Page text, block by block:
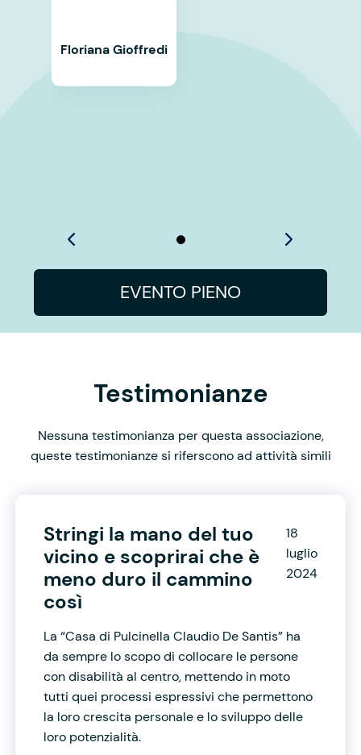
Floriana Gioffredi
EVENTO PIENO
Testimonianze
Nessuna testimonianza per questa associazione,
queste testimonianze si riferscono ad attività simili
Stringi la mano del tuo
vicino e scoprirai che è
meno duro il cammino
così
18
luglio
2024
La “Casa di Pulcinella Claudio De Santis” ha
da sempre lo scopo di collocare le persone
con disabilità al centro, mettendo in moto
tutti quei processi espressivi che permettono
la loro crescita personale e lo sviluppo delle
loro potenzialità.